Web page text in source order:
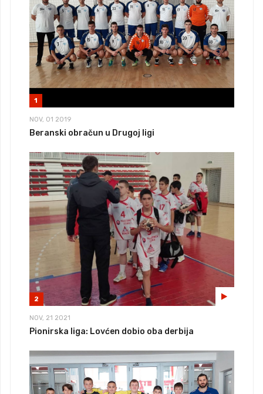
1
NOV, 01 2019
Beranski obračun u Drugoj ligi
2
NOV, 21 2021
Pionirska liga: Lovćen dobio oba derbija